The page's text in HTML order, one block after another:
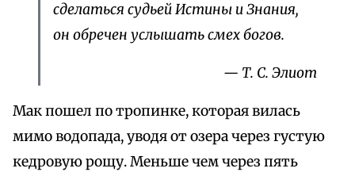
сделаться судьей Истины и Знания,
он обречен услышать смех богов.
— Т. С. Элиот
Мак пошел по тропинке, которая вилась
мимо водопада, уводя от озера через густую
кедровую рощу. Меньше чем через пять